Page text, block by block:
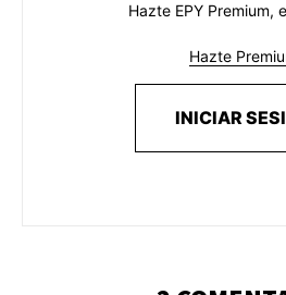
Hazte EPY Premium,
Hazte
INICIAR